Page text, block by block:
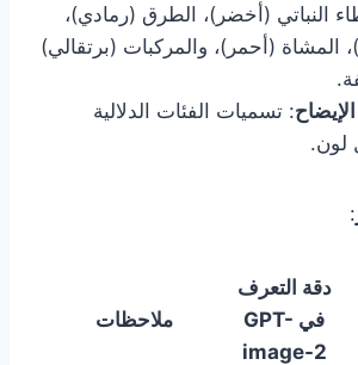
النباتي (أخضر)، الطرق (رمادي)،
المشاة (أحمر)، والمركبات (برتقالي)
: تسميات الفئات الدلالية
لون.
:
دقة التعرف
في GPT-
image-2
ملاحظات